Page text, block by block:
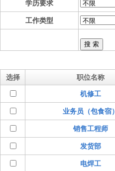
学历要求
工作类型
搜 索
选择 职位名称
机修工
业务员（包食宿）
销售工程师
发货部
电焊工